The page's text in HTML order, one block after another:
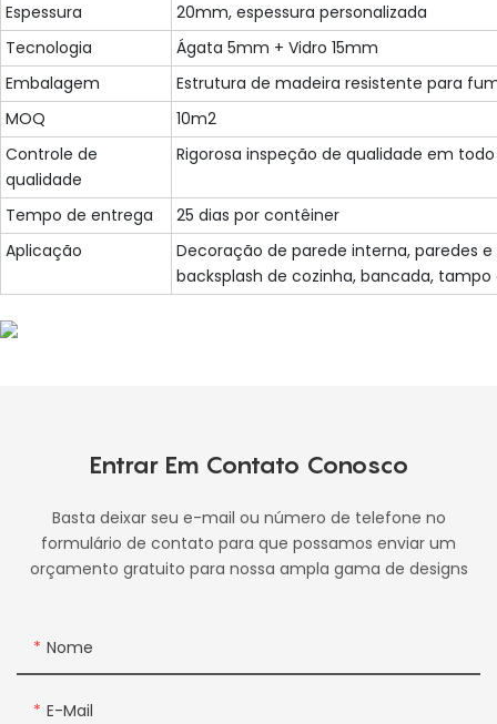
Espessura
20mm, espessura personalizada
Tecnologia
Ágata 5mm + Vidro 15mm
Embalagem
Estrutura de madeira resistente para
MOQ
10m2
Controle de
qualidade
Rigorosa inspeção de qualidade em
Tempo de entrega
25 dias por contêiner
Aplicação
Decoração de parede interna, paredes e
backsplash de cozinha, bancada,
Entrar Em Contato Conosco
Basta deixar seu e-mail ou número de telefone no
formulário de contato para que possamos enviar um
orçamento gratuito para nossa ampla gama de designs
Nome
E-Mail